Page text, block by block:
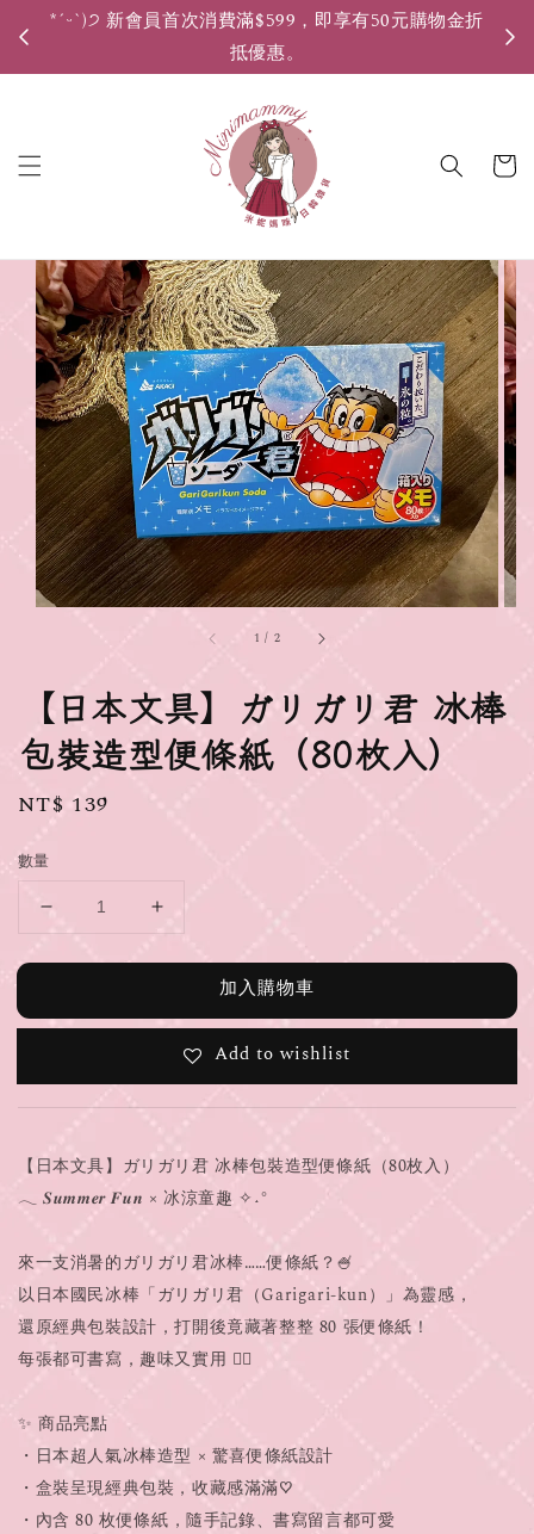
*ˊᵕˋ)੭ 新會員首次消費滿$599，即享有50元購物金折
抵優惠。
1 / 2
【日本文具】ガリガリ君 冰棒
包裝造型便條紙（80枚入）
Regular
NT$ 139
數量
加入購物車
Add to wishlist
【日本文具】ガリガリ君 冰棒包裝造型便條紙（80枚入）
𓂃 𝑺𝒖𝒎𝒎𝒆𝒓 𝑭𝒖𝒏 × 冰涼童趣 ✧˖°
來一支消暑的ガリガリ君冰棒……便條紙？🍧
以日本國民冰棒「ガリガリ君（Garigari-kun）」為靈感，
還原經典包裝設計，打開後竟藏著整整 80 張便條紙！
每張都可書寫，趣味又實用 ✍🏻
✨ 商品亮點
・日本超人氣冰棒造型 × 驚喜便條紙設計
・盒裝呈現經典包裝，收藏感滿滿♡
・內含 80 枚便條紙，隨手記錄、書寫留言都可愛